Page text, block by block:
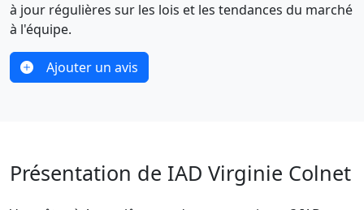
à jour régulières sur les lois et les tendances du marché
à l'équipe.
Ajouter un avis
Présentation de IAD Virginie Colnet